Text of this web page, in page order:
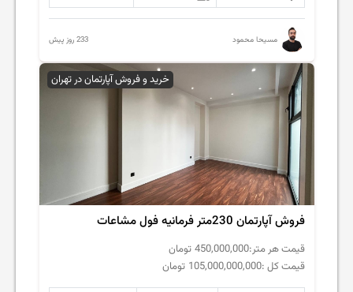
مسیحا محمود 233 روز پیش
خرید و فروش آپارتمان در تهران
فروش آپارتمان 230متر فرمانیه فول مشاعات
قیمت هر متر:450,000,000 تومان
قیمت کل :105,000,000,000 تومان